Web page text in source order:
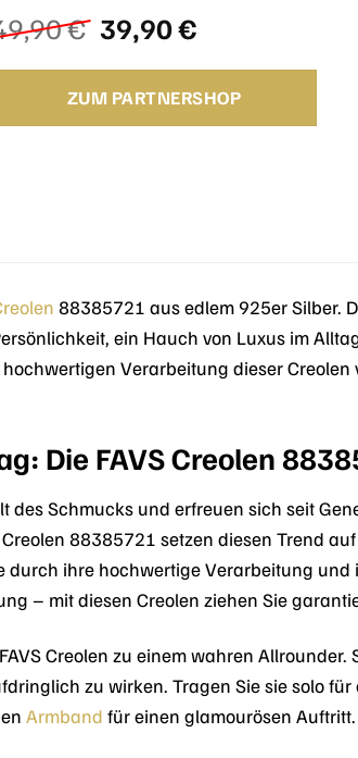
€ Ursprünglicher
Preis
war:
49,90 €
39,90€Aktueller
ist:
39,90 €.
ZUM PARTNERSHOP
88385721 aus edlem 925er Silber.
ein Hauch von Luxus im
Verarbeitung dieser
Die FAVS Creolen
des Schmucks und erfreuen sich seit
88385721 setzen diesen Trend
ihre hochwertige Verarbeitung und
– mit diesen Creolen ziehen Sie
Creolen zu einem wahren
zu wirken. Tragen Sie sie solo
Armband für einen glamourösen